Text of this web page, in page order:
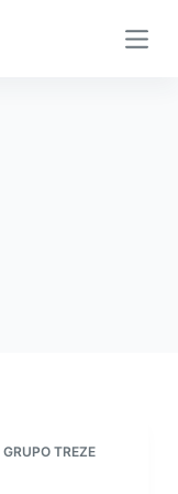
GRUPO TREZE